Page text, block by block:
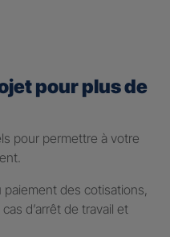
pour plus de
pour permettre à votre
paiement des cotisations,
d’arrêt de travail et